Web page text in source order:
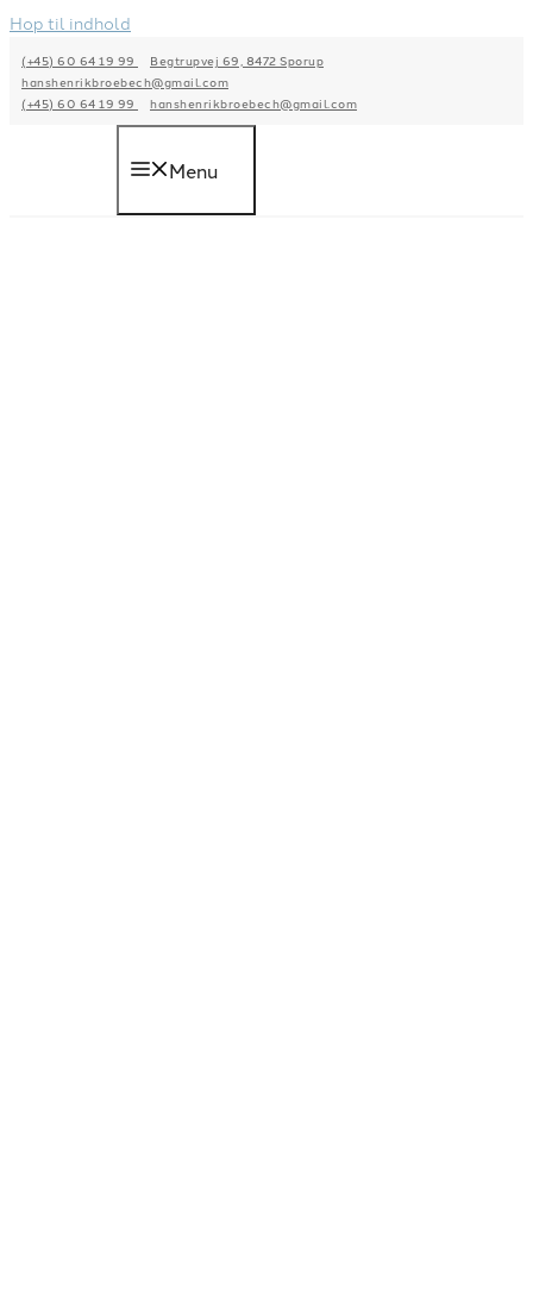
Hop til indhold
(+45) 60 64 19 99
Begtrupvej 69, 8472 Sporup
hanshenrikbroebech@gmail.com
(+45) 60 64 19 99
hanshenrikbroebech@gmail.com
Menu